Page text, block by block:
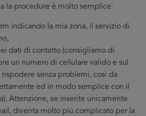
la procedure è molto semplice:
indicando la mia zona, il servizio di
dati di contatto (consigliamo di
un numero di cellulare valido e sul
senza problemi, cosi da
ed in modo semplice con il
Attenzione, se inserite unicamente
diventa molto più complicato per la